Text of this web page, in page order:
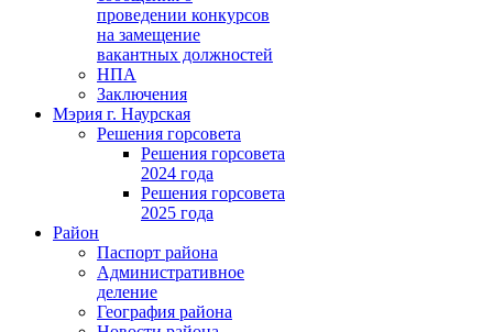
проведении конкурсов
на замещение
вакантных должностей
НПА
Заключения
Мэрия г. Наурская
Решения горсовета
Решения горсовета
2024 года
Решения горсовета
2025 года
Район
Паспорт района
Административное
деление
География района